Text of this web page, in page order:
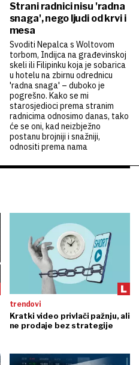
Strani radnici nisu 'radna
snaga', nego ljudi od krvi i
mesa
Svoditi Nepalca s Woltovom
torbom, Indijca na građevinskoj
skeli ili Filipinku koja je sobarica
u hotelu na zbirnu odrednicu
'radna snaga' – duboko je
pogrešno. Kako se mi
starosjedioci prema stranim
radnicima odnosimo danas, tako
će se oni, kad neizbježno
postanu brojniji i snažniji,
odnositi prema nama
trendovi
Kratki video privlači pažnju, ali
ne prodaje bez strategije